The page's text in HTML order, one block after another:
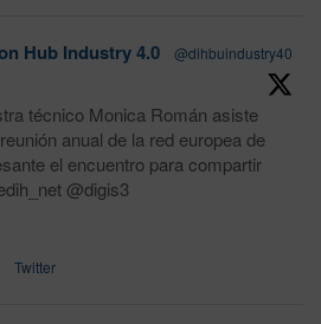
Hub Industry 4.0
@dihbuindustry40
técnico Monica Román asiste
anual de la red europea de
el encuentro para compartir
@digis3
Twitter